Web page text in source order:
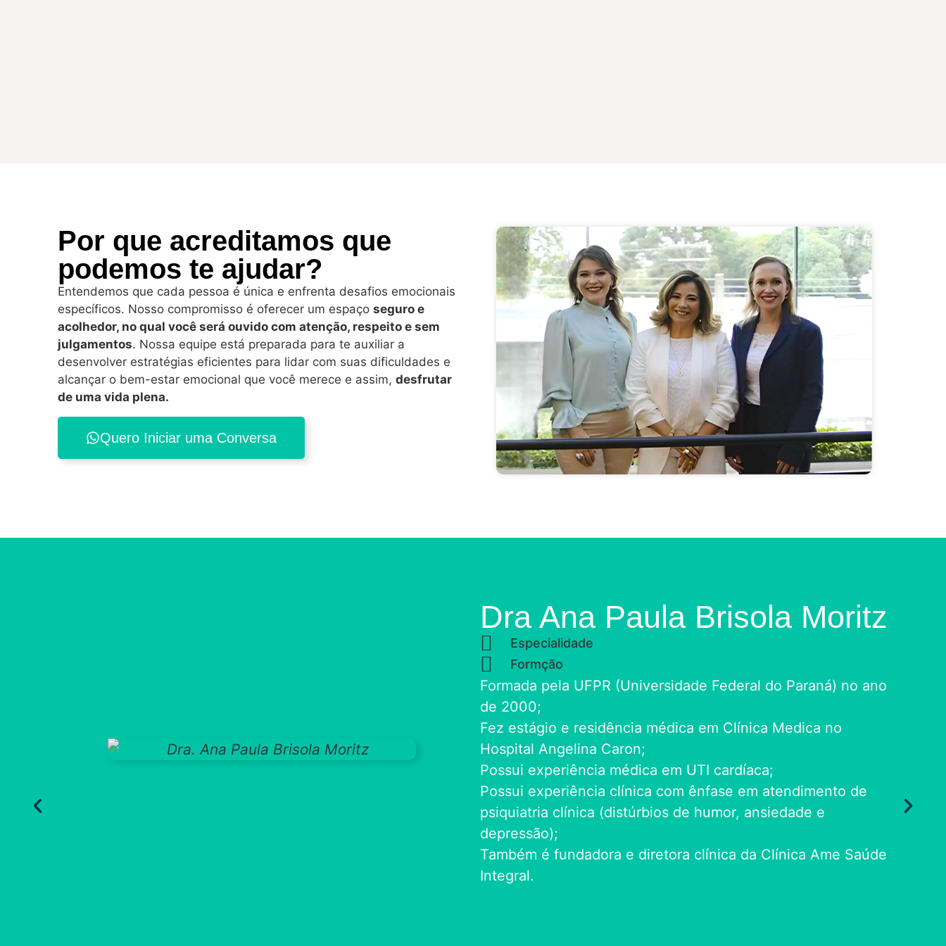
Por que acreditamos que
podemos te ajudar?
Entendemos que cada pessoa é única e enfrenta desafios emocionais
específicos. Nosso compromisso é oferecer um espaço seguro e
acolhedor, no qual você será ouvido com atenção, respeito e sem
julgamentos. Nossa equipe está preparada para te auxiliar a
desenvolver estratégias eficientes para lidar com suas dificuldades e
alcançar o bem-estar emocional que você merece e assim, desfrutar
de uma vida plena.
Quero Iniciar uma Conversa
Dra Ana Paula Brisola Moritz
Especialidade
Formção
Formada pela UFPR (Universidade Federal do Paraná) no ano
de 2000;
Fez estágio e residência médica em Clínica Medica no
Hospital Angelina Caron;
Possui experiência médica em UTI cardíaca;
Possui experiência clínica com ênfase em atendimento de
psiquiatria clínica (distúrbios de humor, ansiedade e
depressão);
Também é fundadora e diretora clínica da Clínica Ame Saúde
Integral.